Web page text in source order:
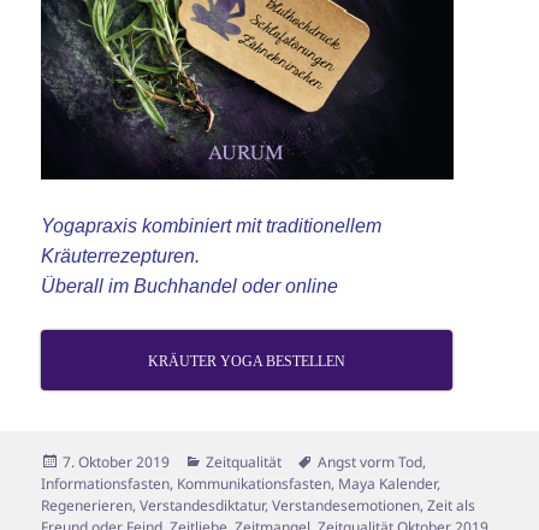
Yogapraxis kombiniert mit traditionellem
Kräuterrezepturen.
Überall im Buchhandel oder online
KRÄUTER YOGA BESTELLEN
Veröffentlicht
am
7. Oktober 2019 Kategorien
Zeitqualität Schlagwörter
Angst vorm Tod,
Informationsfasten, Kommunikationsfasten, Maya Kalender,
Regenerieren,Verstandesdiktatur,Verstandesemotionen,Zeit als